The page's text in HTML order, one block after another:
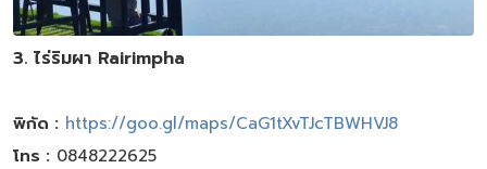
3. ไร่ริมผา Rairimpha
พิกัด : https://goo.gl/maps/CaG1tXvTJcTBWHVJ8
โทร : 0848222625